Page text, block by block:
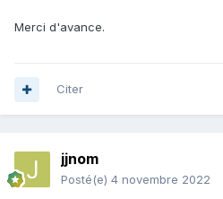
Merci d'avance.
Citer
jjnom
Posté(e) 4 novembre 2022